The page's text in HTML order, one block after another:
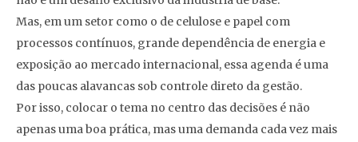
Mas, em um setor como o de celulose e papel com
processos contínuos, grande dependência de energia e
exposição ao mercado internacional, essa agenda é uma
das poucas alavancas sob controle direto da gestão.
Por isso, colocar o tema no centro das decisões é não
apenas uma boa prática, mas uma demanda cada vez mais